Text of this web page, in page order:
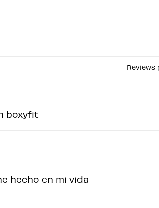
boxyfit
hecho en mi vida